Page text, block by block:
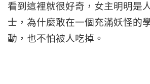
看到這裡就很好奇，女主明明是
士，為什麼敢在一個充滿妖怪的
動，也不怕被人吃掉。